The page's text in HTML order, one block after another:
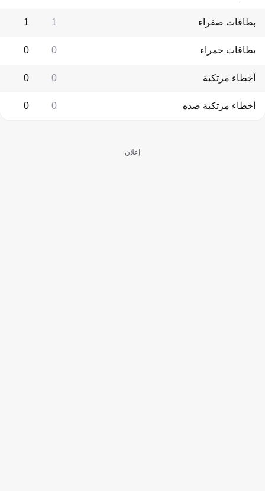
بطاقات صفراء 1
1
بطاقات حمراء 0
0
أخطاء مرتكبة 0
0
أخطاء مرتكبة ضده 0
0
إعلان